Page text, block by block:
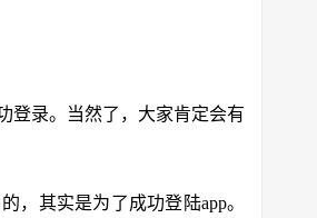
登录。当然了，大家肯定会有
，其实是为了成功登陆app。